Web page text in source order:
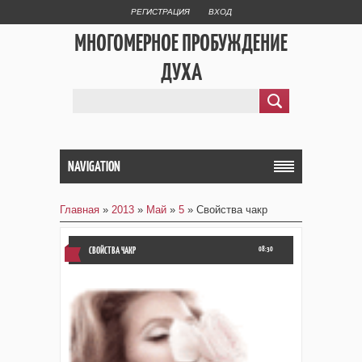
РЕГИСТРАЦИЯ ВХОД
МНОГОМЕРНОЕ ПРОБУЖДЕНИЕ
ДУХА
NAVIGATION
Главная » 2013 » Май » 5 » Свойства чакр
08:30
СВОЙСТВА ЧАКР